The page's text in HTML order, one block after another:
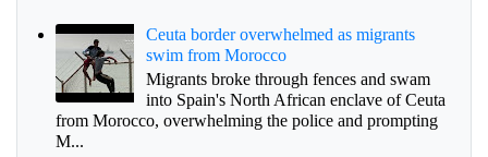
Ceuta border overwhelmed as migrants
swim from Morocco
Migrants broke through fences and swam
into Spain's North African enclave of Ceuta
from Morocco, overwhelming the police and prompting
M...